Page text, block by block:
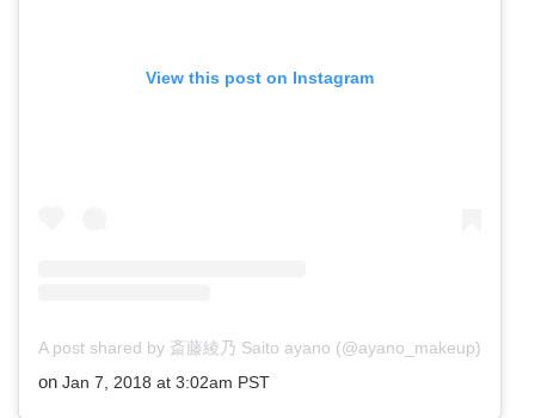
View this post on Instagram
A post shared by 斎藤綾乃 Saito ayano (@ayano_makeup)
on Jan 7, 2018 at 3:02am PST